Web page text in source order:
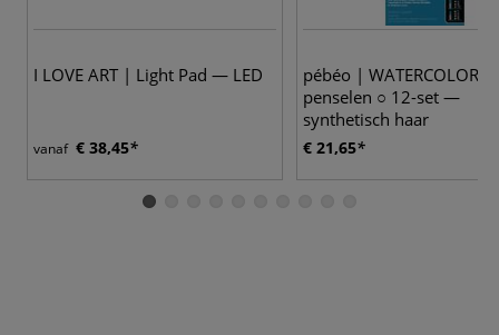
I LOVE ART | Light Pad — LED
vanaf € 38,45
pébéo | WATERCOLOR
penselen ○ 12-set —
synthetisch haar
€ 21,65